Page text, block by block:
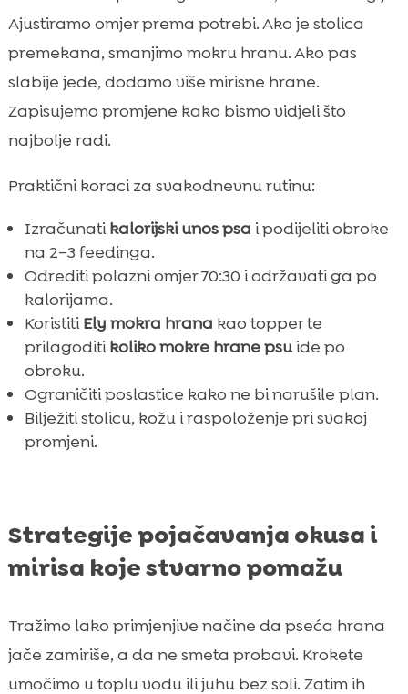
Ajustiramo omjer prema potrebi. Ako je stolica
premekana, smanjimo mokru hranu. Ako pas
slabije jede, dodamo više mirisne hrane.
Zapisujemo promjene kako bismo vidjeli što
najbolje radi.
Praktični koraci za svakodnevnu rutinu:
Izračunatikalorijski unos psa i podijeliti obroke
na 2–3 feedinga.
Odrediti polazni omjer 70:30 i održavati ga po
kalorijama.
KoristitiEly mokra hrana kao topper te
prilagoditikoliko mokre hrane psuide po
obroku.
Ograničiti poslastice kako ne bi narušile plan.
Bilježiti stolicu, kožu i raspoloženje pri svakoj
promjeni.
Strategije pojačavanja okusa i
mirisa koje stvarno pomažu
Tražimo lako primjenjive načine da pseća hrana
jače zamiriše, a da ne smeta probavi. Krokete
umočimo u toplu vodu ili juhu bez soli. Zatim ih